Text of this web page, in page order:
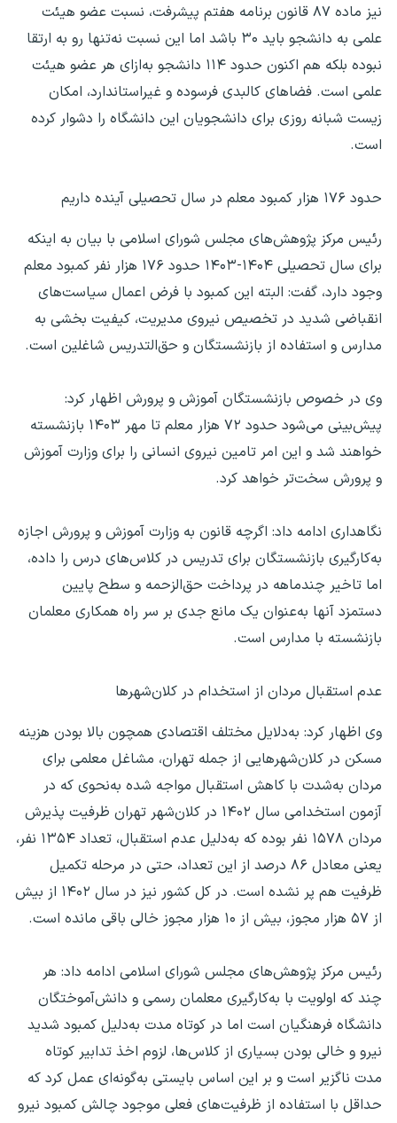
نیز ماده ۸۷ قانون برنامه هفتم پیشرفت، نسبت عضو هیئت
علمی به دانشجو باید ۳۰ باشد اما این نسبت نه‌تنها رو به ارتقا
نبوده بلکه هم اکنون حدود ۱۱۴ دانشجو به‌ازای هر عضو هیئت
علمی است. فضاهای کالبدی فرسوده و غیراستاندارد، امکان
زیست شبانه روزی برای دانشجویان این دانشگاه را دشوار کرده
است.
حدود ۱۷۶ هزار کمبود معلم در سال تحصیلی آینده داریم
رئیس مرکز پژوهش‌های مجلس شورای اسلامی با بیان به اینکه
برای سال تحصیلی ۱۴۰۴-۱۴۰۳ حدود ۱۷۶ هزار نفر کمبود معلم
وجود دارد، گفت: البته این کمبود با فرض اعمال سیاست‌های
انقباضی شدید در تخصیص نیروی مدیریت، کیفیت بخشی به
مدارس و استفاده از بازنشستگان و حق‌التدریس شاغلین است.
وی در خصوص بازنشستگان آموزش و پرورش اظهار کرد:
پیش‌بینی می‌شود حدود ۷۲ هزار معلم تا مهر ۱۴۰۳ بازنشسته
خواهند شد و این امر تامین نیروی انسانی را برای وزارت آموزش
و پرورش سخت‌تر خواهد کرد.
نگاهداری ادامه‌ داد: اگرچه قانون به وزارت آموزش و پرورش اجازه
به‌کارگیری بازنشستگان برای تدریس در کلاس‌های درس را داده،
اما تاخیر چندماهه در پرداخت حق‌الزحمه و سطح پایین
دستمزد آنها به‌عنوان یک مانع جدی بر سر راه همکاری معلمان
بازنشسته با مدارس است.
عدم استقبال مردان از استخدام در کلان‌شهرها
وی اظهار کرد: به‌دلایل مختلف اقتصادی همچون بالا بودن هزینه
مسکن در کلان‌شهرهایی از جمله تهران، مشاغل معلمی برای
مردان به‌شدت با کاهش استقبال مواجه شده‌ به‌نحوی که در
آزمون استخدامی سال ۱۴۰۲ در کلان‌شهر تهران ظرفیت پذیرش
مردان ۱۵۷۸ نفر بوده که به‌دلیل عدم استقبال، تعداد ۱۳۵۴ نفر،
یعنی معادل ۸۶ درصد از این تعداد، حتی در مرحله تکمیل
ظرفیت هم پر نشده است. در کل کشور نیز در سال ۱۴۰۲ از بیش
از ۵۷ هزار مجوز، بیش از ۱۰ هزار مجوز خالی باقی مانده‌ است.
رئیس مرکز پژوهش‌های مجلس شورای اسلامی ادامه داد: هر
چند که اولویت با به‌کارگیری معلمان رسمی و دانش‌آموختگان
دانشگاه فرهنگیان است اما در کوتاه مدت به‌دلیل کمبود شدید
نیرو و خالی بودن بسیاری از کلاس‌ها، لزوم اخذ تدابیر کوتاه
مدت ناگزیر است و بر این اساس بایستی به‌گونه‌ای عمل کرد که
حداقل با استفاده از ظرفیت‌های فعلی موجود چالش کمبود نیرو